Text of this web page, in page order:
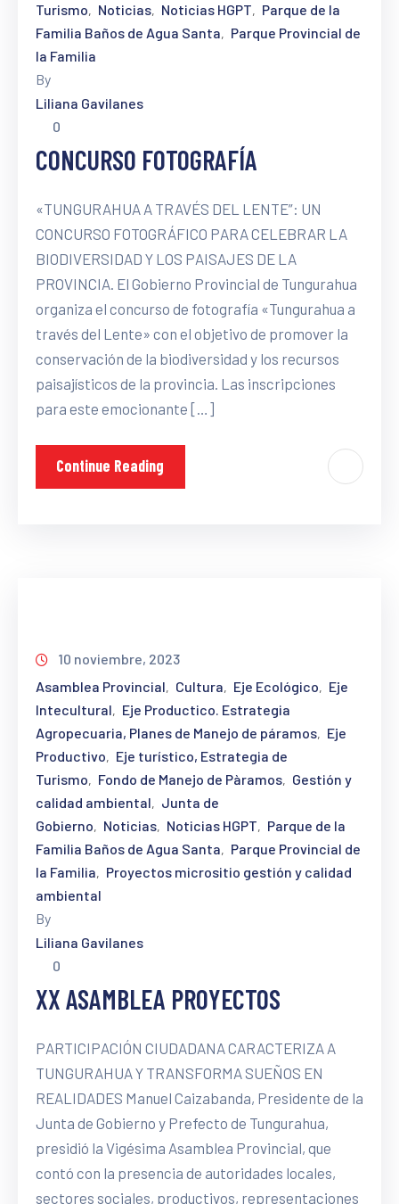
Turismo‚ Noticias‚ Noticias HGPT‚ Parque de la
Familia Baños de Agua Santa‚ Parque Provincial de
la Familia
By
Liliana Gavilanes
0
CONCURSO FOTOGRAFÍA
«TUNGURAHUA A TRAVÉS DEL LENTE”: UN
CONCURSO FOTOGRÁFICO PARA CELEBRAR LA
BIODIVERSIDAD Y LOS PAISAJES DE LA
PROVINCIA. El Gobierno Provincial de Tungurahua
organiza el concurso de fotografía «Tungurahua a
través del Lente» con el objetivo de promover la
conservación de la biodiversidad y los recursos
paisajísticos de la provincia. Las inscripciones
para este emocionante […]
Continue Reading
10 noviembre, 2023
Asamblea Provincial‚ Cultura‚ Eje Ecológico‚ Eje
Intecultural‚ Eje Productico. Estrategia
Agropecuaria, Planes de Manejo de páramos‚ Eje
Productivo‚ Eje turístico, Estrategia de
Turismo‚ Fondo de Manejo de Pàramos‚ Gestión y
calidad ambiental‚ Junta de
Gobierno‚ Noticias‚ Noticias HGPT‚ Parque de la
Familia Baños de Agua Santa‚ Parque Provincial de
la Familia‚ Proyectos micrositio gestión y calidad
ambiental
By
Liliana Gavilanes
0
XX ASAMBLEA PROYECTOS
PARTICIPACIÓN CIUDADANA CARACTERIZA A
TUNGURAHUA Y TRANSFORMA SUEÑOS EN
REALIDADES Manuel Caizabanda, Presidente de la
Junta de Gobierno y Prefecto de Tungurahua,
presidió la Vigésima Asamblea Provincial, que
contó con la presencia de autoridades locales,
sectores sociales, productivos, representaciones